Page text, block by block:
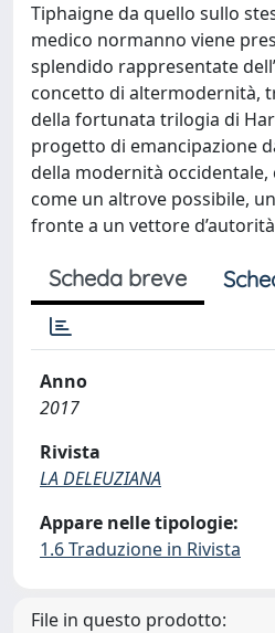
Tiphaigne da quello sullo
medico normanno viene
splendido rappresentate
concetto di altermodernità,
della fortunata trilogia di
progetto di emancipazione
della modernità occidentale,
come un altrove possibile,
fronte a un vettore
Scheda breve
Anno
2017
Rivista
LA DELEUZIANA
Appare nelle tipologie:
1.6 Traduzione in Rivista
File in questo prodotto: